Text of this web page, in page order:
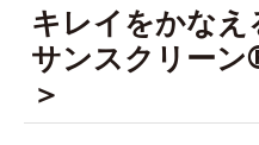
キレイをかなえ
サンスクリー
＞